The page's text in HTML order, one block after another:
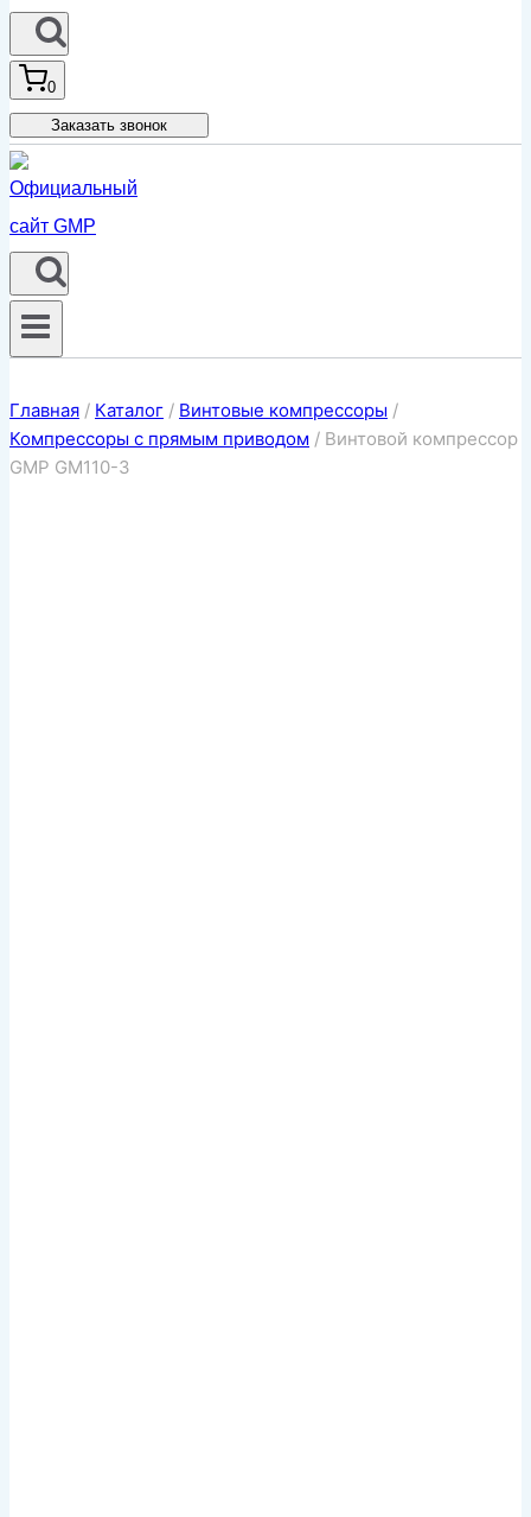
0
Заказать звонок
Главная / Каталог / Винтовые компрессоры /
Компрессоры с прямым приводом / Винтовой компрессор
GMP GM110-3